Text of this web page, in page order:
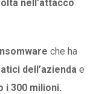
nell’attacco
che ha
dell’azienda e
i 300 milioni.